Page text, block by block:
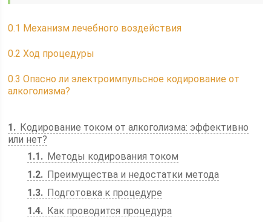
0.1 Механизм лечебного воздействия
0.2 Ход процедуры
0.3 Опасно ли электроимпульсное кодирование от
алкоголизма?
1
Кодирование током от алкоголизма: эффективно
или нет?
1.1
Методы кодирования током
1.2
Преимущества и недостатки метода
1.3
Подготовка к процедуре
1.4
Как проводится процедура